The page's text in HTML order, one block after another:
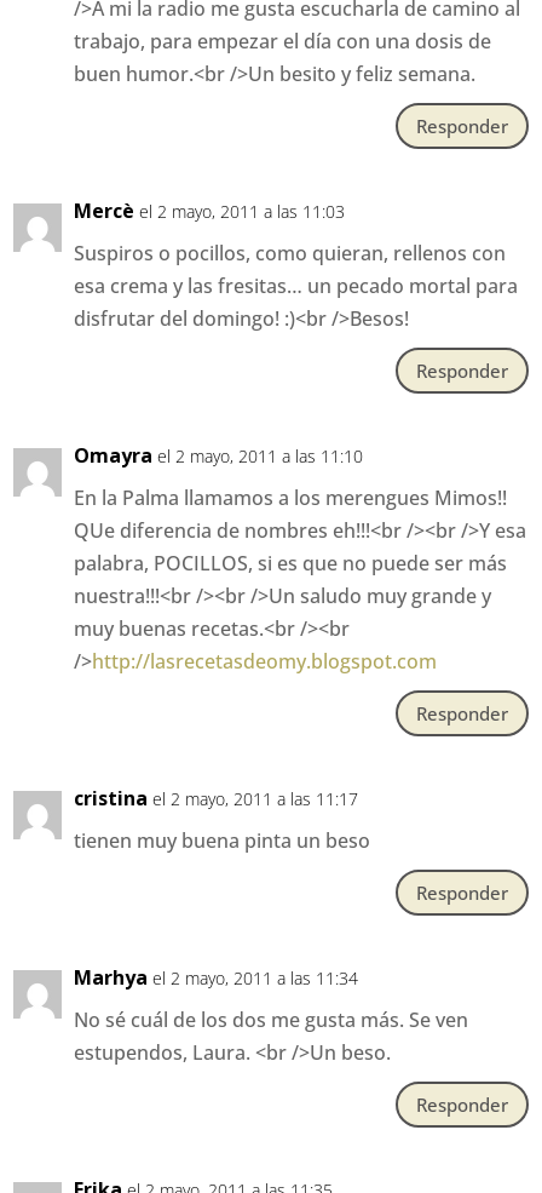
/>A mi la radio me gusta escucharla de camino al
trabajo, para empezar el día con una dosis de
buen humor.<br />Un besito y feliz semana.
Responder
Mercè el 2 mayo, 2011 a las 11:03
Suspiros o pocillos, como quieran, rellenos con
esa crema y las fresitas… un pecado mortal para
disfrutar del domingo! :)<br />Besos!
Responder
Omayra el 2 mayo, 2011 a las 11:10
En la Palma llamamos a los merengues Mimos!!
QUe diferencia de nombres eh!!!<br /><br />Y esa
palabra, POCILLOS, si es que no puede ser más
nuestra!!!<br /><br />Un saludo muy grande y
muy buenas recetas.<br /><br
/>http://lasrecetasdeomy.blogspot.com
Responder
cristina el 2 mayo, 2011 a las 11:17
tienen muy buena pinta un beso
Responder
Marhya el 2 mayo, 2011 a las 11:34
No sé cuál de los dos me gusta más. Se ven
estupendos, Laura. <br />Un beso.
Responder